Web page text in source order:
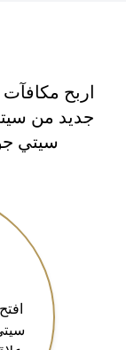
اربح
جديد من
سيتي